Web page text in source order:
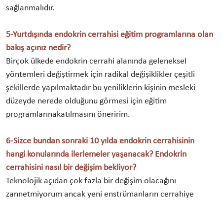
sağlanmalıdır.
5-Yurtdışında endokrin cerrahisi eğitim programlarına olan
bakış açınız nedir?
Birçok ülkede endokrin cerrahi alanında geleneksel
yöntemleri değiştirmek için radikal değişiklikler çeşitli
şekillerde yapılmaktadır bu yeniliklerin kişinin mesleki
düzeyde nerede olduğunu görmesi için eğitim
programlarınakatılmasını öneririm.
6-Sizce bundan sonraki 10 yılda endokrin cerrahisinin
hangi konularında ilerlemeler yaşanacak? Endokrin
cerrahisini nasıl bir değişim bekliyor?
Teknolojik açıdan çok fazla bir değişim olacağını
zannetmiyorum ancak yeni enstrümanların cerrahiye